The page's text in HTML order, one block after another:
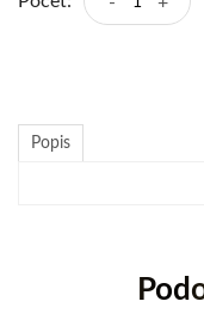
Popis